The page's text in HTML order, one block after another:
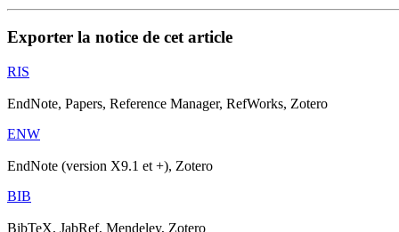
Exporter la notice de cet article
RIS
EndNote, Papers, Reference Manager, RefWorks, Zotero
ENW
EndNote (version X9.1 et +), Zotero
BIB
BibTeX, JabRef, Mendeley, Zotero